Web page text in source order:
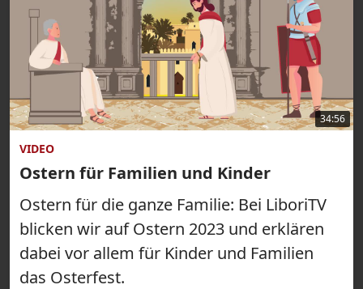
34:56
VIDEO
Ostern für Familien und Kinder
Ostern für die ganze Familie: Bei LiboriTV
blicken wir auf Ostern 2023 und erklären
dabei vor allem für Kinder und Familien
das Osterfest.